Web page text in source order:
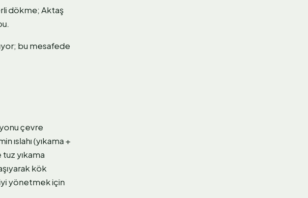
dökme; Aktaş
bu mesafede
çevre
ıslahı (yıkama +
yıkama
kök
yönetmek için